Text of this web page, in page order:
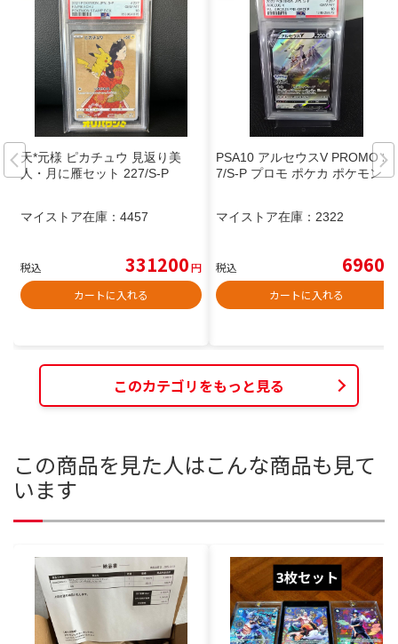
天*元様 ピカチュウ 見返り美
人・月に雁セット 227/S-P
マイストア在庫： 4457
税込 331200円
カートに入れる
PSA10 アルセウスV PROMO 26
7/S-P プロモ ポケカ ポケモン
マイストア在庫： 2322
税込 6960
カートに入れる
このカテゴリをもっと見る
この商品を見た人はこんな商品も見て
います